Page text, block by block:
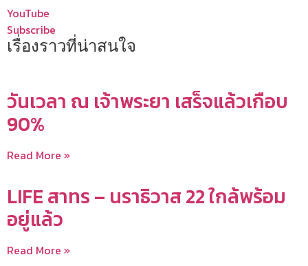
YouTube
Subscribe
เรื่องราวที่น่าสนใจ
วันเวลา ณ เจ้าพระยา เสร็จแล้วเกือบ
90%
Read More »
LIFE สาทร – นราธิวาส 22 ใกล้พร้อม
อยู่แล้ว
Read More »